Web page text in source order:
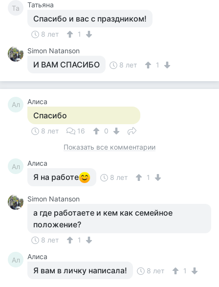
Та Татьяна
Спасибо и вас с праздником!
8 лет
1
Simon Natanson
И ВАМ СПАСИБО 8 лет 1
Ал Алиса
Спасибо
8 лет 16
0
Показать все комментарии
Ал Алиса
Я на работе 8 лет 1
Simon Natanson
а где работаете и кем как семейное
положение?
8 лет 1
Ал Алиса
Я вам в личку написала! 8 лет 1